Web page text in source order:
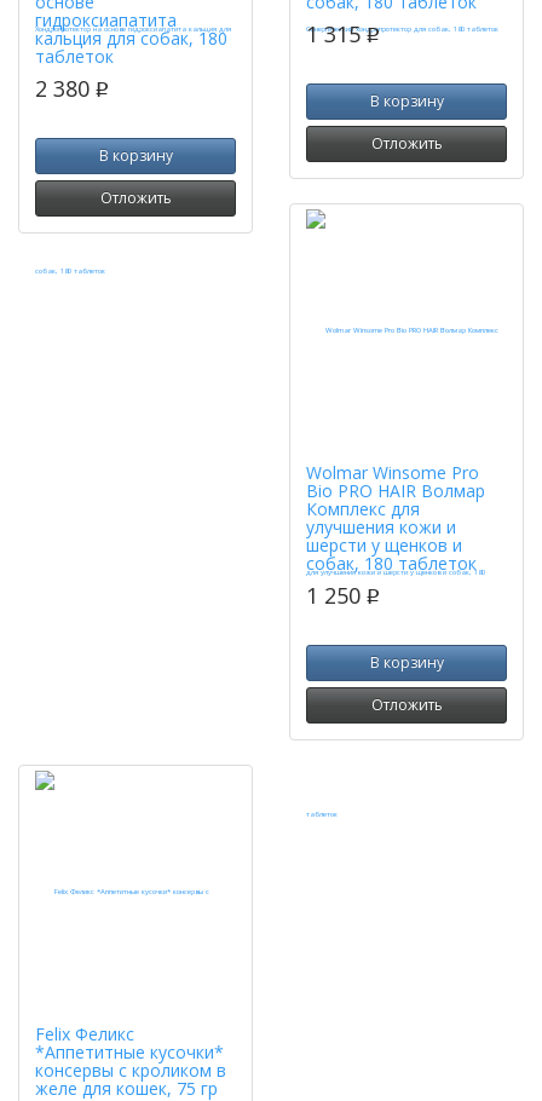
гидроксиапатита
кальция для собак, 180
таблеток
2 380 p
В корзину
Отложить
1 315p
В корзину
Отложить
Wolmar Winsome Pro
Bio PRO HAIR Волмар
Комплекс для
улучшения кожи и
шерсти у щенков и
собак, 180 таблеток
1 250 p
В корзину
Отложить
Felix Феликс
*Аппетитные кусочки*
консервы с кроликом в
желе для кошек, 75 гр